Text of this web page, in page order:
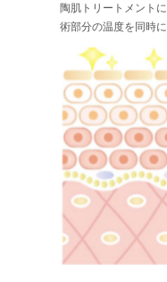
陶肌トリートメント
術部分の温度を同時